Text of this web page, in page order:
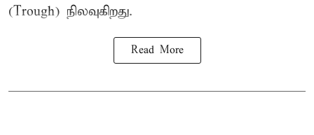
(Trough) நிலவுகிறது.
Read More